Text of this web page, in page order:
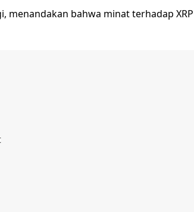
menandakan bahwa minat terhadap XRP